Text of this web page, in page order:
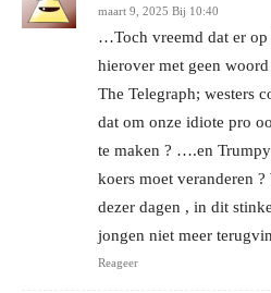
maart 9, 2025 Bij 10:40
…Toch vreemd dat er
hierover met geen
The Telegraph; westers
dat om onze idiote pro
te maken ? ….en
koers moet veranderen
dezer dagen , in dit
jongen niet meer
Reageer